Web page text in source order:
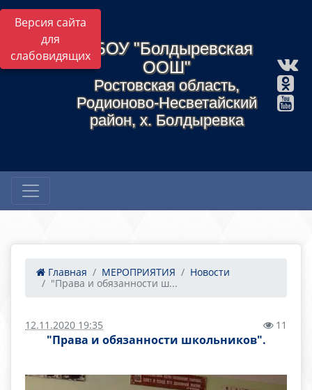
Версия сайта
для
слабовидящихМБОУ "Болдыревская
ООШ"
Ростовская область,
Родионово-Несветайский
район, х. Болдыревка
Главная МЕРОПРИЯТИЯ
Новости
"Права и обязанности ш...
12.11.2020 19:35 11
"Права и обязанности школьников".